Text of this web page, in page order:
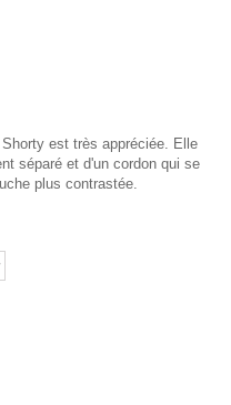
est très appréciée. Elle
séparé et d'un cordon qui se
plus contrastée.